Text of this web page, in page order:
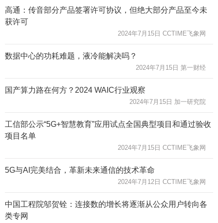
高通：传音部分产品签署许可协议，但绝大部分产品至今未
获许可
2024年7月15日 CCTIME飞象网
数据中心的功耗难题，液冷能解决吗？
2024年7月15日 第一财经
国产算力路在何方？2024 WAIC行业观察
2024年7月15日 加一研究院
工信部公示“5G+智慧教育”应用试点全国典型项目和通过验收
项目名单
2024年7月15日 CCTIME飞象网
5G与AI完美结合，革新未来通信的技术革命
2024年7月12日 CCTIME飞象网
中国工程院邬贺铨：连接数的增长将逐渐从公众用户转向各
类专网